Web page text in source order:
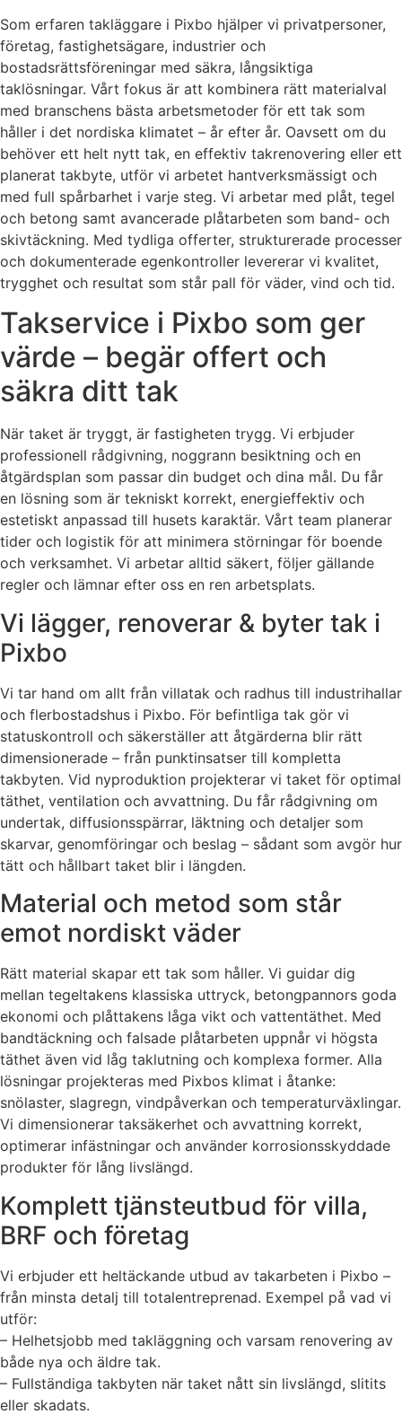
Som erfaren takläggare i Pixbo hjälper vi privatpersoner,
företag, fastighetsägare, industrier och
bostadsrättsföreningar med säkra, långsiktiga
taklösningar. Vårt fokus är att kombinera rätt materialval
med branschens bästa arbetsmetoder för ett tak som
håller i det nordiska klimatet – år efter år. Oavsett om du
behöver ett helt nytt tak, en effektiv takrenovering eller ett
planerat takbyte, utför vi arbetet hantverksmässigt och
med full spårbarhet i varje steg. Vi arbetar med plåt, tegel
och betong samt avancerade plåtarbeten som band- och
skivtäckning. Med tydliga offerter, strukturerade processer
och dokumenterade egenkontroller levererar vi kvalitet,
trygghet och resultat som står pall för väder, vind och tid.
Takservice i Pixbo som ger
värde – begär offert och
säkra ditt tak
När taket är tryggt, är fastigheten trygg. Vi erbjuder
professionell rådgivning, noggrann besiktning och en
åtgärdsplan som passar din budget och dina mål. Du får
en lösning som är tekniskt korrekt, energieffektiv och
estetiskt anpassad till husets karaktär. Vårt team planerar
tider och logistik för att minimera störningar för boende
och verksamhet. Vi arbetar alltid säkert, följer gällande
regler och lämnar efter oss en ren arbetsplats.
Vi lägger, renoverar & byter tak i
Pixbo
Vi tar hand om allt från villatak och radhus till industrihallar
och flerbostadshus i Pixbo. För befintliga tak gör vi
statuskontroll och säkerställer att åtgärderna blir rätt
dimensionerade – från punktinsatser till kompletta
takbyten. Vid nyproduktion projekterar vi taket för optimal
täthet, ventilation och avvattning. Du får rådgivning om
undertak, diffusionsspärrar, läktning och detaljer som
skarvar, genomföringar och beslag – sådant som avgör hur
tätt och hållbart taket blir i längden.
Material och metod som står
emot nordiskt väder
Rätt material skapar ett tak som håller. Vi guidar dig
mellan tegeltakens klassiska uttryck, betongpannors goda
ekonomi och plåttakens låga vikt och vattentäthet. Med
bandtäckning och falsade plåtarbeten uppnår vi högsta
täthet även vid låg taklutning och komplexa former. Alla
lösningar projekteras med Pixbos klimat i åtanke:
snölaster, slagregn, vindpåverkan och temperaturväxlingar.
Vi dimensionerar taksäkerhet och avvattning korrekt,
optimerar infästningar och använder korrosionsskyddade
produkter för lång livslängd.
Komplett tjänsteutbud för villa,
BRF och företag
Vi erbjuder ett heltäckande utbud av takarbeten i Pixbo –
från minsta detalj till totalentreprenad. Exempel på vad vi
utför:
– Helhetsjobb med takläggning och varsam renovering av
både nya och äldre tak.
– Fullständiga takbyten när taket nått sin livslängd, slitits
eller skadats.